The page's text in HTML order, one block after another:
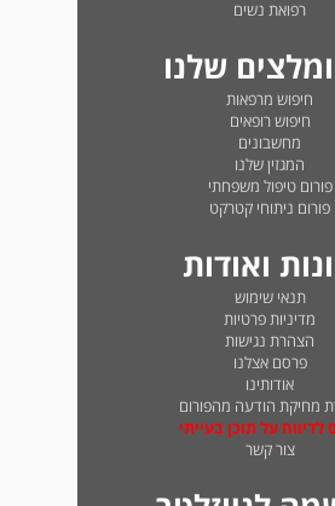
רפואת נשים
שלנו
חיפוש מרפאות
חיפוש רופאים
מחשבונים
המגזין שלנו
פורום טיפול משפחתי
פורום ניתוחי קטרקט
ואודות
תנאי שימוש
מדיניות פרטיות
הצהרת נגישות
פרסם אצלנו
אודותינו
מחיקת הודעה מהפורום
לדיווח על תוכן בעייתי
צור קשר